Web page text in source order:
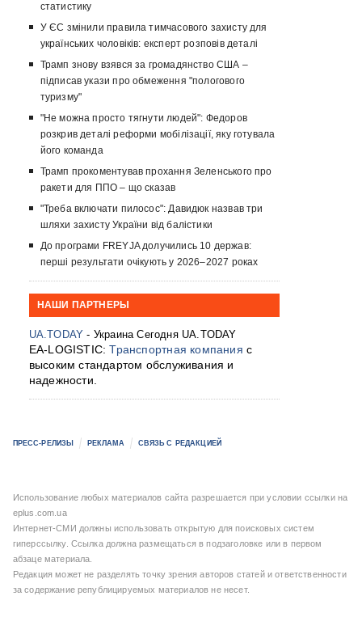
статистику
У ЄС змінили правила тимчасового захисту для
українських чоловіків: експерт розповів деталі
Трамп знову взявся за громадянство США –
підписав укази про обмеження "пологового
туризму"
"Не можна просто тягнути людей": Федоров
розкрив деталі реформи мобілізації, яку готувала
його команда
Трамп прокоментував прохання Зеленського про
ракети для ППО – що сказав
"Треба включати пилосос": Давидюк назвав три
шляхи захисту України від балістики
До програми FREYJA долучились 10 держав:
перші результати очікують у 2026–2027 роках
НАШИ ПАРТНЕРЫ
UA.TODAY - Украина Сегодня UA.TODAY
EA-LOGISTIC:Транспортная компания с
высоким стандартом обслуживания и
надежности.
ПРЕСС-РЕЛИЗЫ РЕКЛАМА СВЯЗЬ С РЕДАКЦИЕЙ
Использование любых материалов сайта разрешается при условии ссылки на
eplus.com.ua
Интернет-СМИ должны использовать открытую для поисковых систем
гиперссылку. Ссылка должна размещаться в подзаголовке или в первом
абзаце материала.
Редакция может не разделять точку зрения авторов статей и ответственности
за содержание републицируемых материалов не несет.